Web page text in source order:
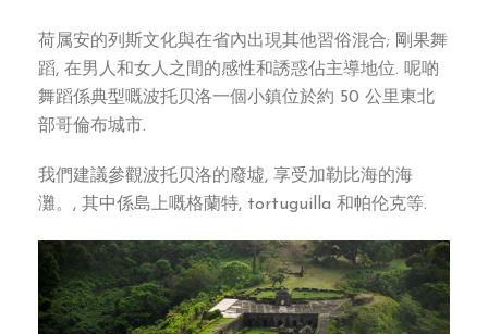
荷属安的列斯文化與在省內出現其他習俗混合; 剛果舞
蹈, 在男人和女人之間的感性和誘惑佔主導地位. 呢啲
舞蹈係典型嘅波托贝洛一個小鎮位於約 50 公里東北
部哥倫布城市.
我們建議參觀波托贝洛的廢墟, 享受加勒比海的海
灘。, 其中係島上嘅格蘭特, tortuguilla 和帕伦克等.